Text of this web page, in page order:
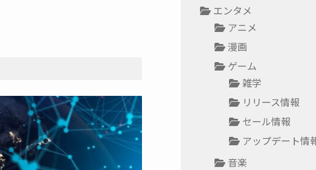
エンタメ
アニメ
漫画
ゲーム
雑学
リリース情報
セール情報
アップデート情
音楽